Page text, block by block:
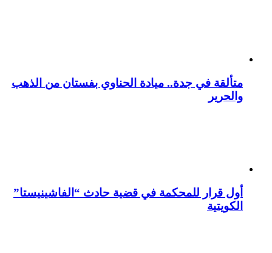
متألقة في جدة.. ميادة الحناوي بفستان من الذهب
والحرير
أول قرار للمحكمة في قضية حادث “الفاشينيستا”
الكويتية